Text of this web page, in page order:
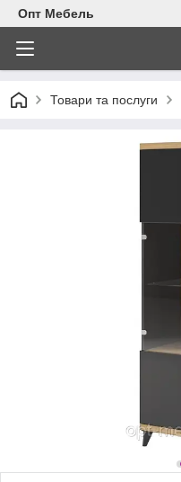
Опт Мебель
Товари та послуги